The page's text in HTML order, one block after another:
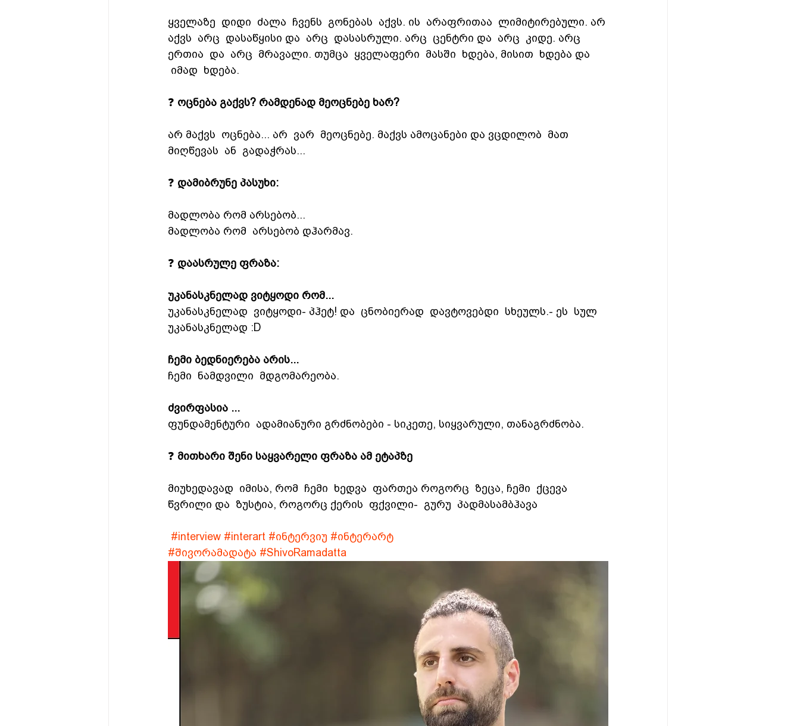
ყველაზე  დიდი  ძალა  ჩვენს  გონებას  აქვს. ის  არაფრითაა  ლიმიტირებული. არ
აქვს  არც  დასაწყისი და  არც  დასასრული. არც  ცენტრი და  არც  კიდე. არც
ერთია  და  არც  მრავალი. თუმცა  ყველაფერი  მასში  ხდება, მისით  ხდება და
იმად  ხდება.
❓ ოცნება გაქვს? რამდენად მეოცნებე ხარ?
არ მაქვს  ოცნება... არ  ვარ  მეოცნებე. მაქვს ამოცანები და ვცდილობ  მათ
მიღწევას  ან  გადაჭრას...
❓ დამიბრუნე პასუხი:
მადლობა რომ არსებობ...
მადლობა რომ  არსებობ დჰარმავ.
❓ დაასრულე ფრაზა:
უკანასკნელად ვიტყოდი რომ...
უკანასკნელად  ვიტყოდი- პჰეტ! და  ცნობიერად  დავტოვებდი  სხეულს.- ეს  სულ
უკანასკნელად :D
ჩემი ბედნიერება არის...
ჩემი  ნამდვილი  მდგომარეობა.
ძვირფასია ...
ფუნდამენტური  ადამიანური გრძნობები - სიკეთე, სიყვარული, თანაგრძნობა.
❓ მითხარი შენი საყვარელი ფრაზა ამ ეტაპზე
მიუხედავად  იმისა, რომ  ჩემი  ხედვა  ფართეა როგორც  ზეცა, ჩემი  ქცევა
წვრილი და  ზუსტია, როგორც ქერის  ფქვილი-  გურუ  პადმასამბჰავა
#interview #interart #ინტერვიუ #ინტერარტ
#შივორამადატა #ShivoRamadatta